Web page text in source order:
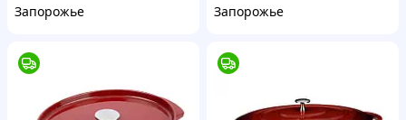
Запорожье
Запорожье